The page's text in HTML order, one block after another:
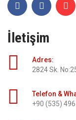
İletişim
Adres:
2824 Sk.
Telefon &
+90 (535)